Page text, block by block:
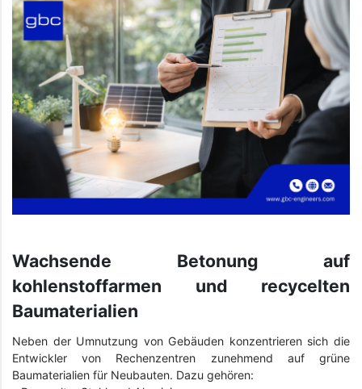
Wachsende Betonung auf
kohlenstoffarmen und recycelten
Baumaterialien
Neben der Umnutzung von Gebäuden konzentrieren sich die
Entwickler von Rechenzentren zunehmend auf grüne
Baumaterialien für Neubauten. Dazu gehören: